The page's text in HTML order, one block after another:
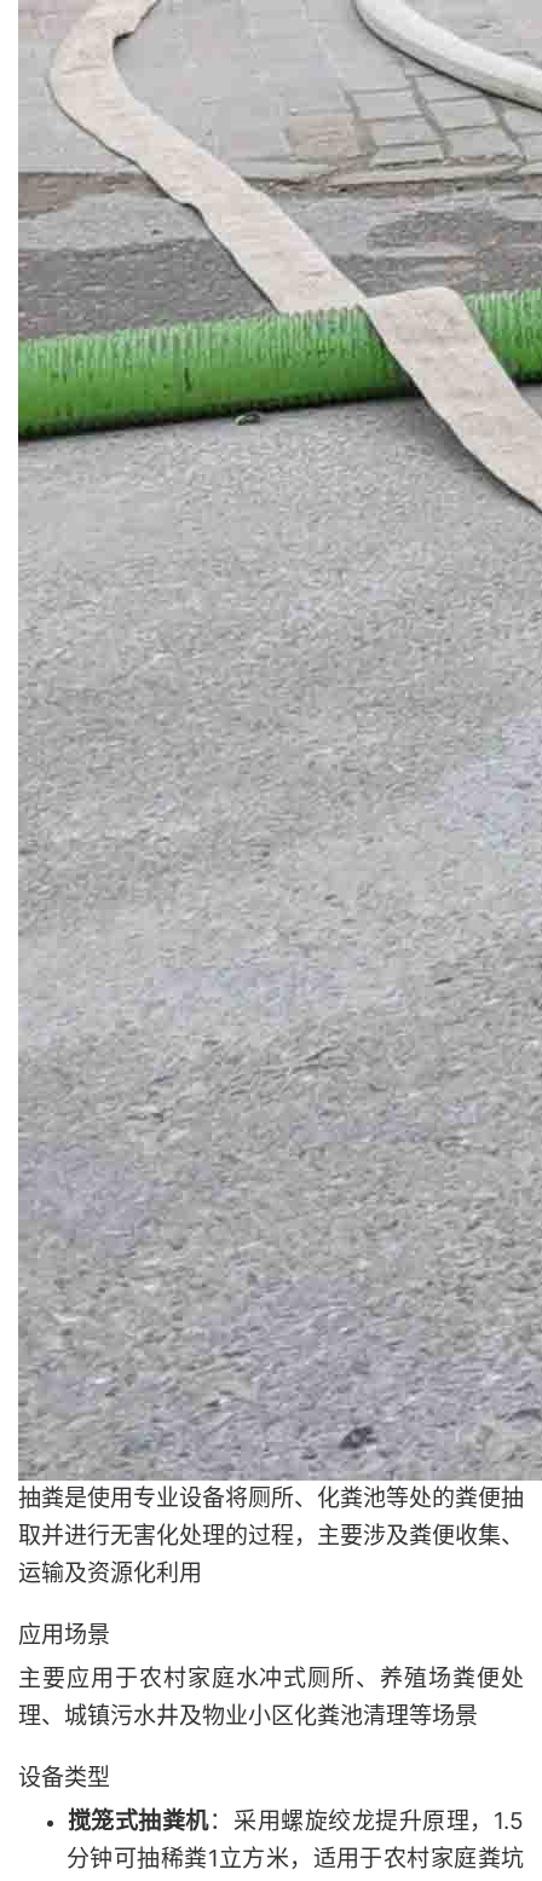
抽粪是使用专业设备将厕所、化粪池等处的粪便抽
取并进行无害化处理的过程，主要涉及粪便收集、
运输及资源化利用
应用场景
主要应用于农村家庭水冲式厕所、养殖场粪便处
理、城镇污水井及物业小区化粪池清理等场景
设备类型
搅笼式抽粪机‌：采用螺旋绞龙提升原理，1.5
分钟可抽稀粪1立方米，适用于农村家庭粪坑